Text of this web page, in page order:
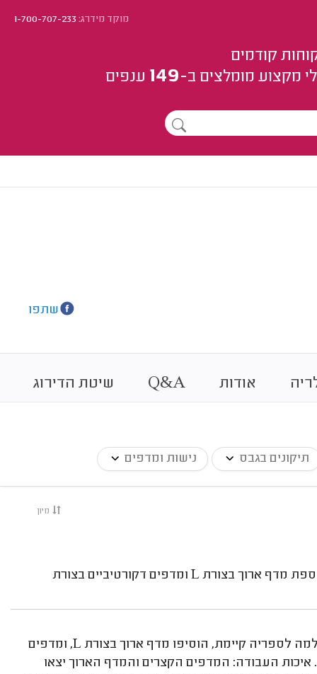
מוקד מידרג:1-700-707-233
קודמים
מקצוע מומלצים ב-149 ענפים
שתפו
אודות Q&A שיטת הדירוג
תיקונים בגבס נישות ומדפים
מיון
בניית שלושה מדפי גבס קצרים כהשלמה לספריה קיימת, הוספת מדף ארוך בצורת L ומדפים דקורטיביים בצורת
שלומי והעובד שלו בנו עבורי שלושה מדפי גבס קצרים כהשלמה לספריה קיימת, הוסיפו מדף ארוך בצורת L, ומדפים
איכות העבודה: המדפים הקצרים והמדף הארוך יצאו